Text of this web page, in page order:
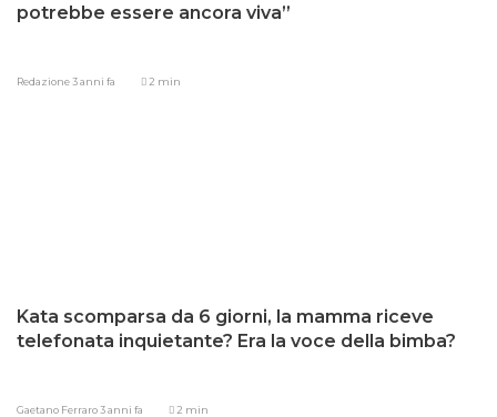
potrebbe essere ancora viva”
Redazione3 anni fa 2 min
Kata scomparsa da 6 giorni, la mamma riceve
telefonata inquietante? Era la voce della bimba?
Gaetano Ferraro3 anni fa 2 min